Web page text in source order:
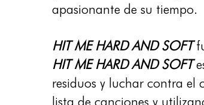
apasionante de su tiempo.
HIT ME HARD AND SOFT
HIT ME HARD AND SOFT
residuos y luchar contra el
lista de canciones y